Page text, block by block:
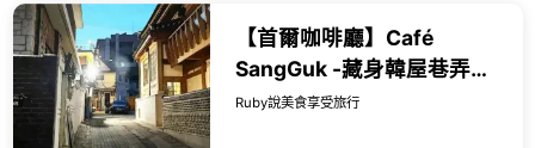
【首爾咖啡廳】Café
SangGuk -藏身韓屋巷弄的
景觀咖啡廳，頂樓欣賞首爾
Ruby說美食享受旅行